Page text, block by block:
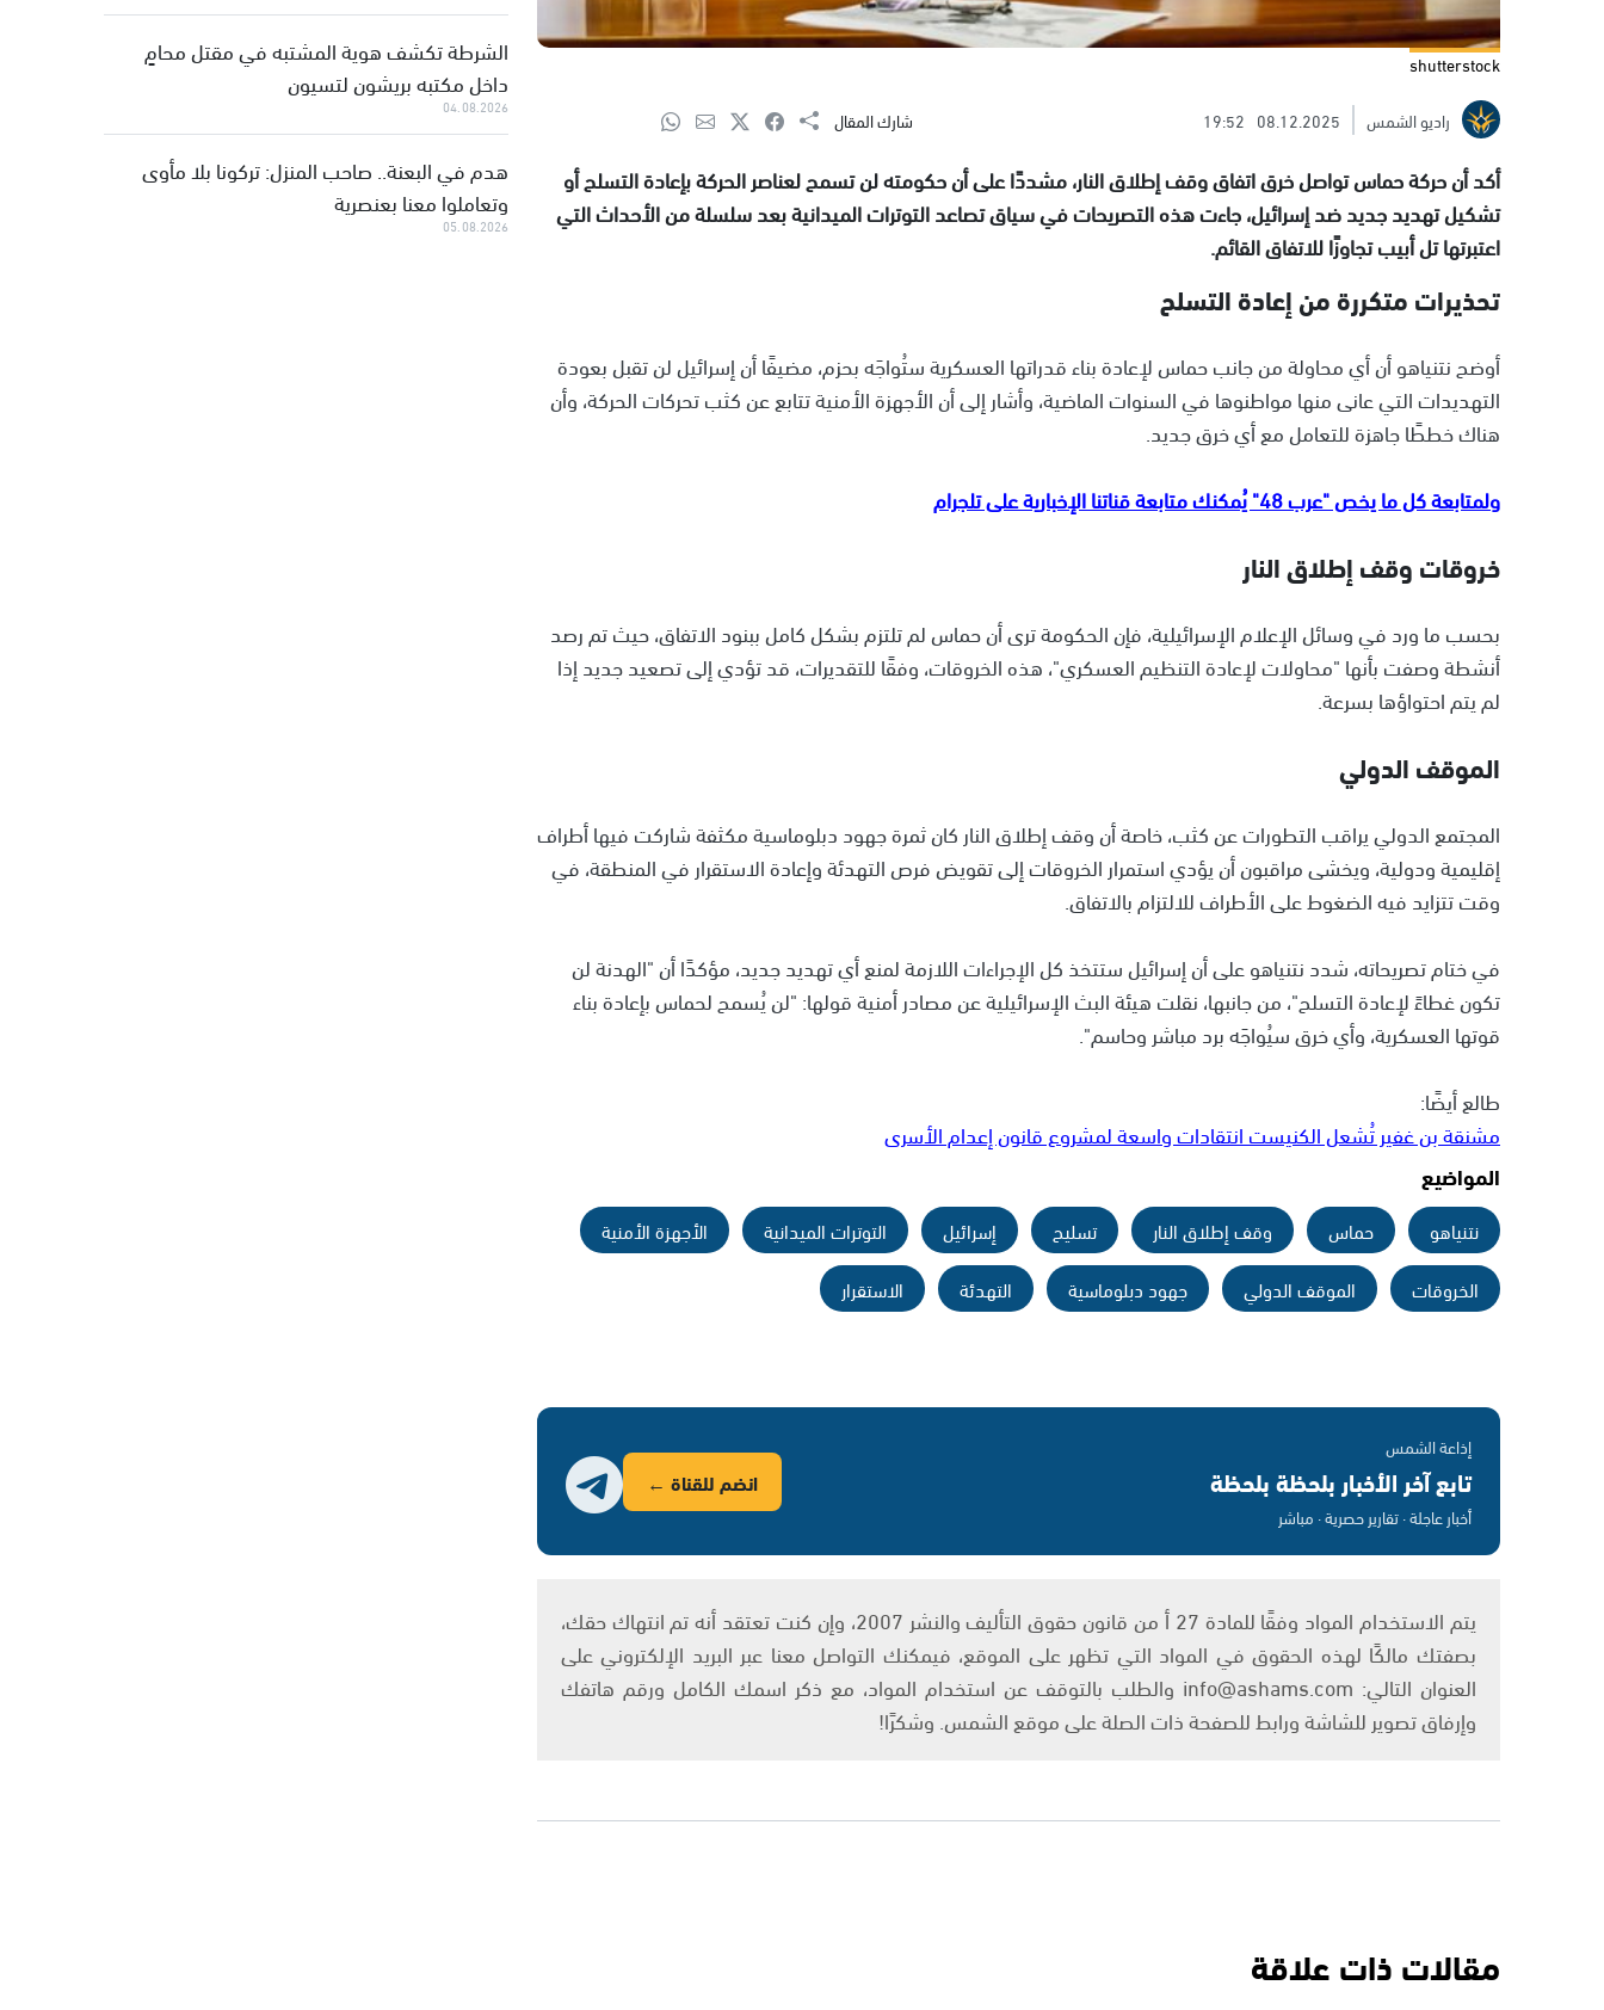
shutterstock
راديو الشمس
08.12.2025
19:52 شارك المقال
أكد أن حركة حماس تواصل خرق اتفاق وقف إطلاق النار، مشددًا على أن حكومته لن تسمح لعناصر الحركة بإعادة التسلح أو
تشكيل تهديد جديد ضد إسرائيل، جاءت هذه التصريحات في سياق تصاعد التوترات الميدانية بعد سلسلة من الأحداث التي
اعتبرتها تل أبيب تجاوزًا للاتفاق القائم.
تحذيرات متكررة من إعادة التسلح
أوضح نتنياهو أن أي محاولة من جانب حماس لإعادة بناء قدراتها العسكرية ستُواجَه بحزم، مضيفًا أن إسرائيل لن تقبل بعودة
التهديدات التي عانى منها مواطنوها في السنوات الماضية، وأشار إلى أن الأجهزة الأمنية تتابع عن كثب تحركات الحركة، وأن
هناك خططًا جاهزة للتعامل مع أي خرق جديد.
ولمتابعة كل ما يخص "عرب 48" يُمكنك متابعة قناتنا الإخبارية على تلجرام
خروقات وقف إطلاق النار
بحسب ما ورد في وسائل الإعلام الإسرائيلية، فإن الحكومة ترى أن حماس لم تلتزم بشكل كامل ببنود الاتفاق، حيث تم رصد
أنشطة وصفت بأنها "محاولات لإعادة التنظيم العسكري"، هذه الخروقات، وفقًا للتقديرات، قد تؤدي إلى تصعيد جديد إذا
لم يتم احتواؤها بسرعة.
الموقف الدولي
المجتمع الدولي يراقب التطورات عن كثب، خاصة أن وقف إطلاق النار كان ثمرة جهود دبلوماسية مكثفة شاركت فيها أطراف
إقليمية ودولية، ويخشى مراقبون أن يؤدي استمرار الخروقات إلى تقويض فرص التهدئة وإعادة الاستقرار في المنطقة، في
وقت تتزايد فيه الضغوط على الأطراف للالتزام بالاتفاق.
في ختام تصريحاته، شدد نتنياهو على أن إسرائيل ستتخذ كل الإجراءات اللازمة لمنع أي تهديد جديد، مؤكدًا أن "الهدنة لن
تكون غطاءً لإعادة التسلح"، من جانبها، نقلت هيئة البث الإسرائيلية عن مصادر أمنية قولها: "لن يُسمح لحماس بإعادة بناء
قوتها العسكرية، وأي خرق سيُواجَه برد مباشر وحاسم".
طالع أيضًا:
مشنقة بن غفير تُشعل الكنيست انتقادات واسعة لمشروع قانون إعدام الأسرى
المواضيع
نتنياهو حماس وقف إطلاق النار تسليح إسرائيل التوترات الميدانية
الأجهزة الأمنية
الخروقات
الموقف الدولي جهود دبلوماسية التهدئة الاستقرار
إذاعة الشمس
تابع آخر الأخبار بلحظة بلحظة
أخبار عاجلة · تقارير حصرية · مباشر
انضم للقناة ←
يتم الاستخدام المواد وفقًا للمادة 27 أ من قانون حقوق التأليف والنشر 2007، وإن كنت تعتقد أنه تم انتهاك حقك،
بصفتك مالكًا لهذه الحقوق في المواد التي تظهر على الموقع، فيمكنك التواصل معنا عبر البريد الإلكتروني على
العنوان التالي: info@ashams.com والطلب بالتوقف عن استخدام المواد، مع ذكر اسمك الكامل ورقم هاتفك
وإرفاق تصوير للشاشة ورابط للصفحة ذات الصلة على موقع الشمس. وشكرًا!
الشرطة تكشف هوية المشتبه في مقتل محامٍ
داخل مكتبه بريشون لتسيون
04.08.2026
هدم في البعنة.. صاحب المنزل: تركونا بلا مأوى
وتعاملوا معنا بعنصرية
05.08.2026
مقالات ذات علاقة